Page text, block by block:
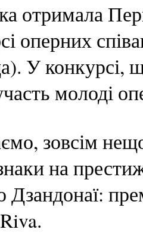
отримала
оперних
У конкурсі,
молоді
зовсім
на
Дзандонаї: